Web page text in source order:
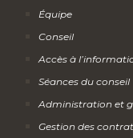
Équipe
Conseil
Accès à
Séances du conseil
Administration et
Gestion des